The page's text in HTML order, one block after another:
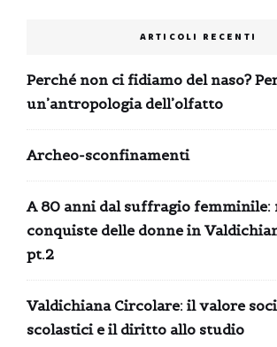
ARTICOLI RECENTI
Perché non ci fidiamo del naso?
un’antropologia dell’olfatto
Archeo-sconfinamenti
A 80 anni dal suffragio femminile:
conquiste delle donne in
pt.2
Valdichiana Circolare: il valore
scolastici e il diritto allo studio